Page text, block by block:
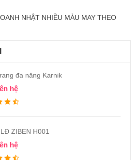
NHẬT NHIỀU MÀU MAY THEO
đa năng Karnik
hệ
ZIBEN H001
hệ